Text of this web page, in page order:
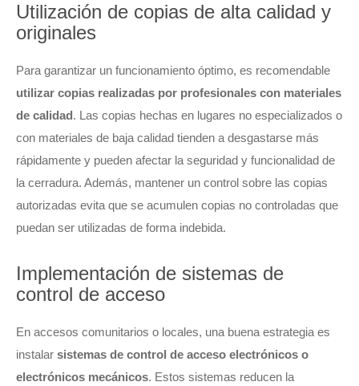
Utilización de copias de alta calidad y
originales
Para garantizar un funcionamiento óptimo, es recomendable
utilizar copias realizadas por profesionales con materiales
de calidad. Las copias hechas en lugares no especializados o
con materiales de baja calidad tienden a desgastarse más
rápidamente y pueden afectar la seguridad y funcionalidad de
la cerradura. Además, mantener un control sobre las copias
autorizadas evita que se acumulen copias no controladas que
puedan ser utilizadas de forma indebida.
Implementación de sistemas de
control de acceso
En accesos comunitarios o locales, una buena estrategia es
instalar sistemas de control de acceso electrónicos o
electrónicos mecánicos. Estos sistemas reducen la